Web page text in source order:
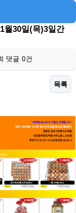
월30일(목)3일간
댓글 0건
목록